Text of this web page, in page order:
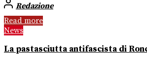
Redazione
Read more
News
La pastasciutta antifascista di